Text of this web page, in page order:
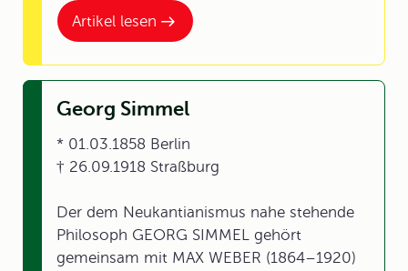
Artikel lesen
Georg Simmel
* 01.03.1858 Berlin
† 26.09.1918 Straßburg
Der dem Neukantianismus nahe stehende
Philosoph GEORG SIMMEL gehört
gemeinsam mit MAX WEBER (1864–1920)